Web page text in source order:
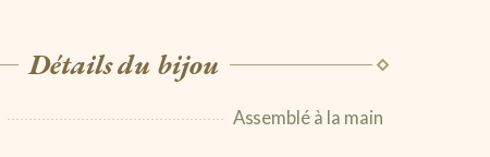
Détails du bijou
Assemblé à la main